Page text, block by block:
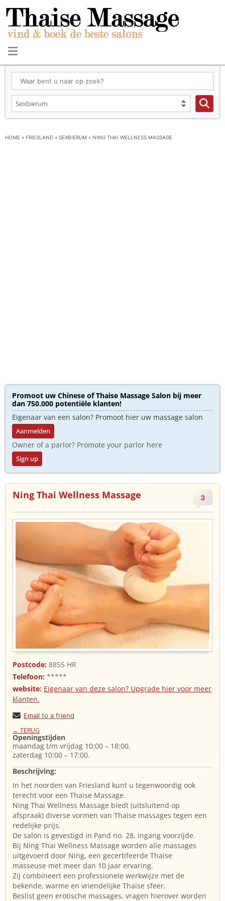
HOME » FRIESLAND » SEXBIERUM » NING THAI WELLNESS MASSAGE
Promoot uw Chinese of Thaise Massage Salon bij meer
dan 750.000 potentiële klanten!
Eigenaar van een salon? Promoot hier uw massage salon
Aanmelden
Owner of a parlor? Promote your parlor here
Sign up
Ning Thai Wellness Massage 3
Postcode: 8855 HR
Telefoon: *****
website: Eigenaar van deze salon? Upgrade hier voor meer
klanten.
Email to a friend
← TERUG
Openingstijden
maandag t/m vrijdag 10:00 – 18:00,
zaterdag 10:00 – 17:00.
Beschrijving:
In het noorden van Friesland kunt u tegenwoordig ook
terecht voor een Thaise Massage.
Ning Thai Wellness Massage biedt (uitsluitend op
afspraak) diverse vormen van Thaise massages tegen een
redelijke prijs.
De salon is gevestigd in Pand no. 28, ingang voorzijde.
Bij Ning Thai Wellness Massage worden alle massages
uitgevoerd door Ning, een gecertifeerde Thaise
masseuse met meer dan 10 jaar ervaring.
Zij combineert een professionele werkwijze met de
bekende, warme en vriendelijke Thaise sfeer.
Beslist geen erotische massages, vragen hierover worden